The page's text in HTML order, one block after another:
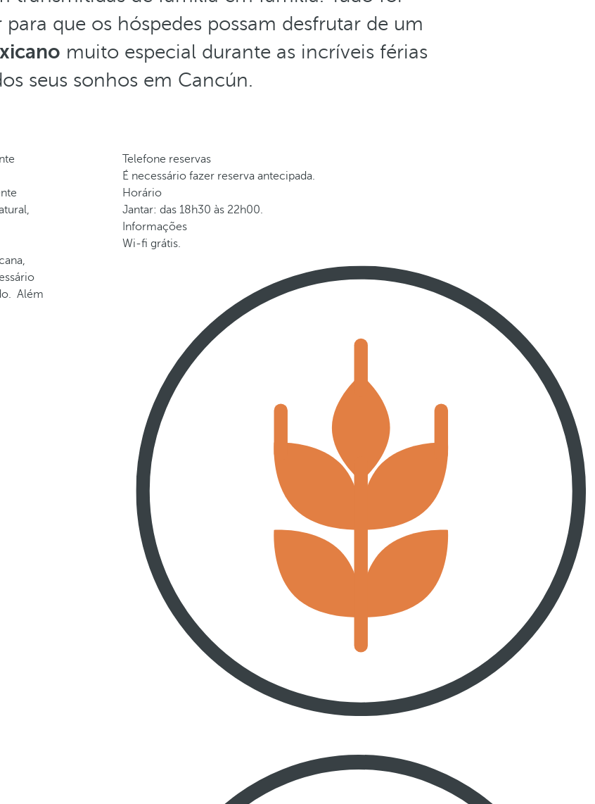
que os hóspedes possam desfrutar de um
muito especial durante as incríveis férias
seus sonhos em Cancún.
Além
Telefone reservas
É necessário fazer reserva antecipada.
Horário
Jantar: das 18h30 às 22h00.
Informações
Wi-fi grátis.